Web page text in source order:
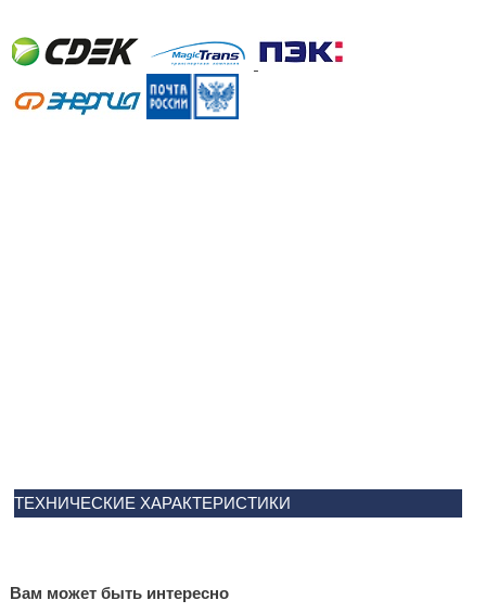
ТЕХНИЧЕСКИЕ ХАРАКТЕРИСТИКИ
Вам может быть интересно